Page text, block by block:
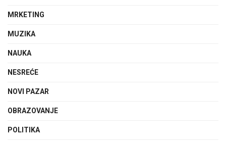
MRKETING
MUZIKA
NAUKA
NESREĆE
NOVI PAZAR
OBRAZOVANJE
POLITIKA